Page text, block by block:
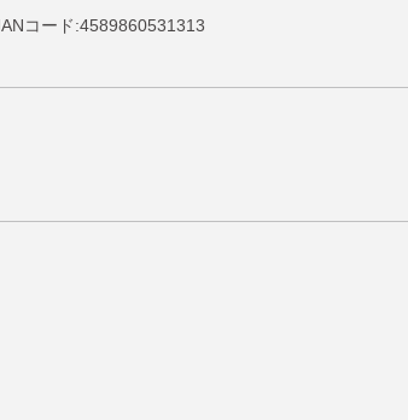
コード:4589860531313